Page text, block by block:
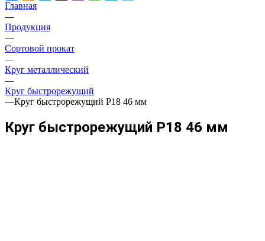
Главная
—
Продукция
—
Сортовой прокат
—
Круг металлический
—
Круг быстрорежущий
—Круг быстрорежущий Р18 46 мм
Круг быстрорежущий Р18 46 мм